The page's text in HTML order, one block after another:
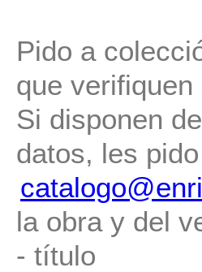
Pido a
que
Si disponen
datos, les
la obra y del
- título